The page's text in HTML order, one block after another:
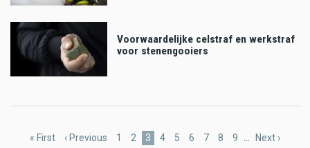
Voorwaardelijke celstraf en werkstraf
voor stenengooiers
First
« First
Previous
‹ Previous Page
1 Page
2
Current
3 Page
4 Page
5 Page
6 Page
7 Page
8 Page
9
Next
Next ›